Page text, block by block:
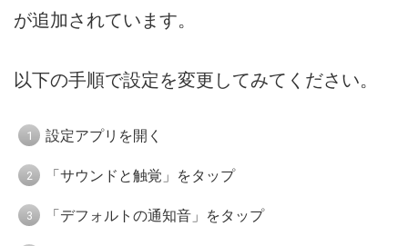
が追加されています。
以下の手順で設定を変更してみてください。
設定アプリを開く
「サウンドと触覚」をタップ
「デフォルトの通知音」をタップ